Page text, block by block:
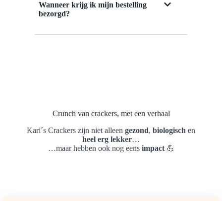
Wanneer krijg ik mijn bestelling
bezorgd?
Crunch van crackers, met een verhaal
Kari´s Crackers zijn niet alleen gezond, biologisch en
heel erg lekker…
…maar hebben ook nog eens impact💪